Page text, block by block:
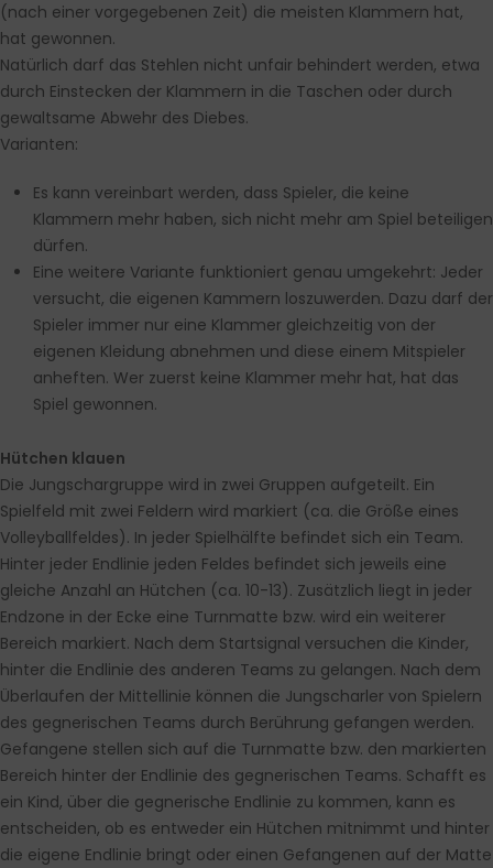
(nach einer vorgegebenen Zeit) die meisten Klammern hat,
hat gewonnen.
Natürlich darf das Stehlen nicht unfair behindert werden, etwa
durch Einstecken der Klammern in die Taschen oder durch
gewaltsame Abwehr des Diebes.
Varianten:
Es kann vereinbart werden, dass Spieler, die keine
Klammern mehr haben, sich nicht mehr am Spiel beteiligen
dürfen.
Eine weitere Variante funktioniert genau umgekehrt: Jeder
versucht, die eigenen Kammern loszuwerden. Dazu darf der
Spieler immer nur eine Klammer gleichzeitig von der
eigenen Kleidung abnehmen und diese einem Mitspieler
anheften. Wer zuerst keine Klammer mehr hat, hat das
Spiel gewonnen.
Hütchen klauen
Die Jungschargruppe wird in zwei Gruppen aufgeteilt. Ein
Spielfeld mit zwei Feldern wird markiert (ca. die Größe eines
Volleyballfeldes). In jeder Spielhälfte befindet sich ein Team.
Hinter jeder Endlinie jeden Feldes befindet sich jeweils eine
gleiche Anzahl an Hütchen (ca. 10-13). Zusätzlich liegt in jeder
Endzone in der Ecke eine Turnmatte bzw. wird ein weiterer
Bereich markiert. Nach dem Startsignal versuchen die Kinder,
hinter die Endlinie des anderen Teams zu gelangen. Nach dem
Überlaufen der Mittellinie können die Jungscharler von Spielern
des gegnerischen Teams durch Berührung gefangen werden.
Gefangene stellen sich auf die Turnmatte bzw. den markierten
Bereich hinter der Endlinie des gegnerischen Teams. Schafft es
ein Kind, über die gegnerische Endlinie zu kommen, kann es
entscheiden, ob es entweder ein Hütchen mitnimmt und hinter
die eigene Endlinie bringt oder einen Gefangenen auf der Matte